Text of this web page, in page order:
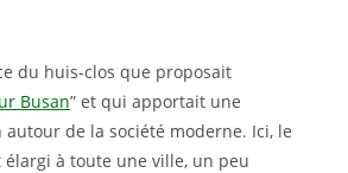
du huis-clos que proposait
Busan” et qui apportait une
de la société moderne. Ici, le
à toute une ville, un peu